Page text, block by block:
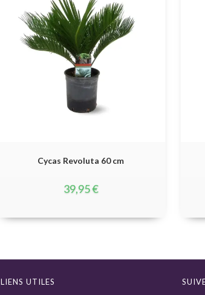
Cycas Revoluta 60 cm
39,95€
LIENS UTILES